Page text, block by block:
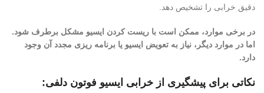
دقیق خرابی را تشخیص دهد.
در برخی موارد، ممکن است با ریست کردن ایسیو مشکل برطرف شود.
اما در موارد دیگر، نیاز به تعویض ایسیو یا برنامه ریزی مجدد آن وجود
دارد.
نکاتی برای پیشگیری از خرابی ایسیو فوتون دلفی: